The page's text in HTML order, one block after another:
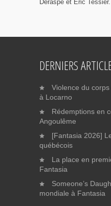
Deraspe et Éric Tessier.
DERNIERS
Violence du
à Locarno
Rédemptions en
Angoulême
[Fantasia 2026]
québécois
La place en
Fantasia
Someone’s
mondiale à Fantasia